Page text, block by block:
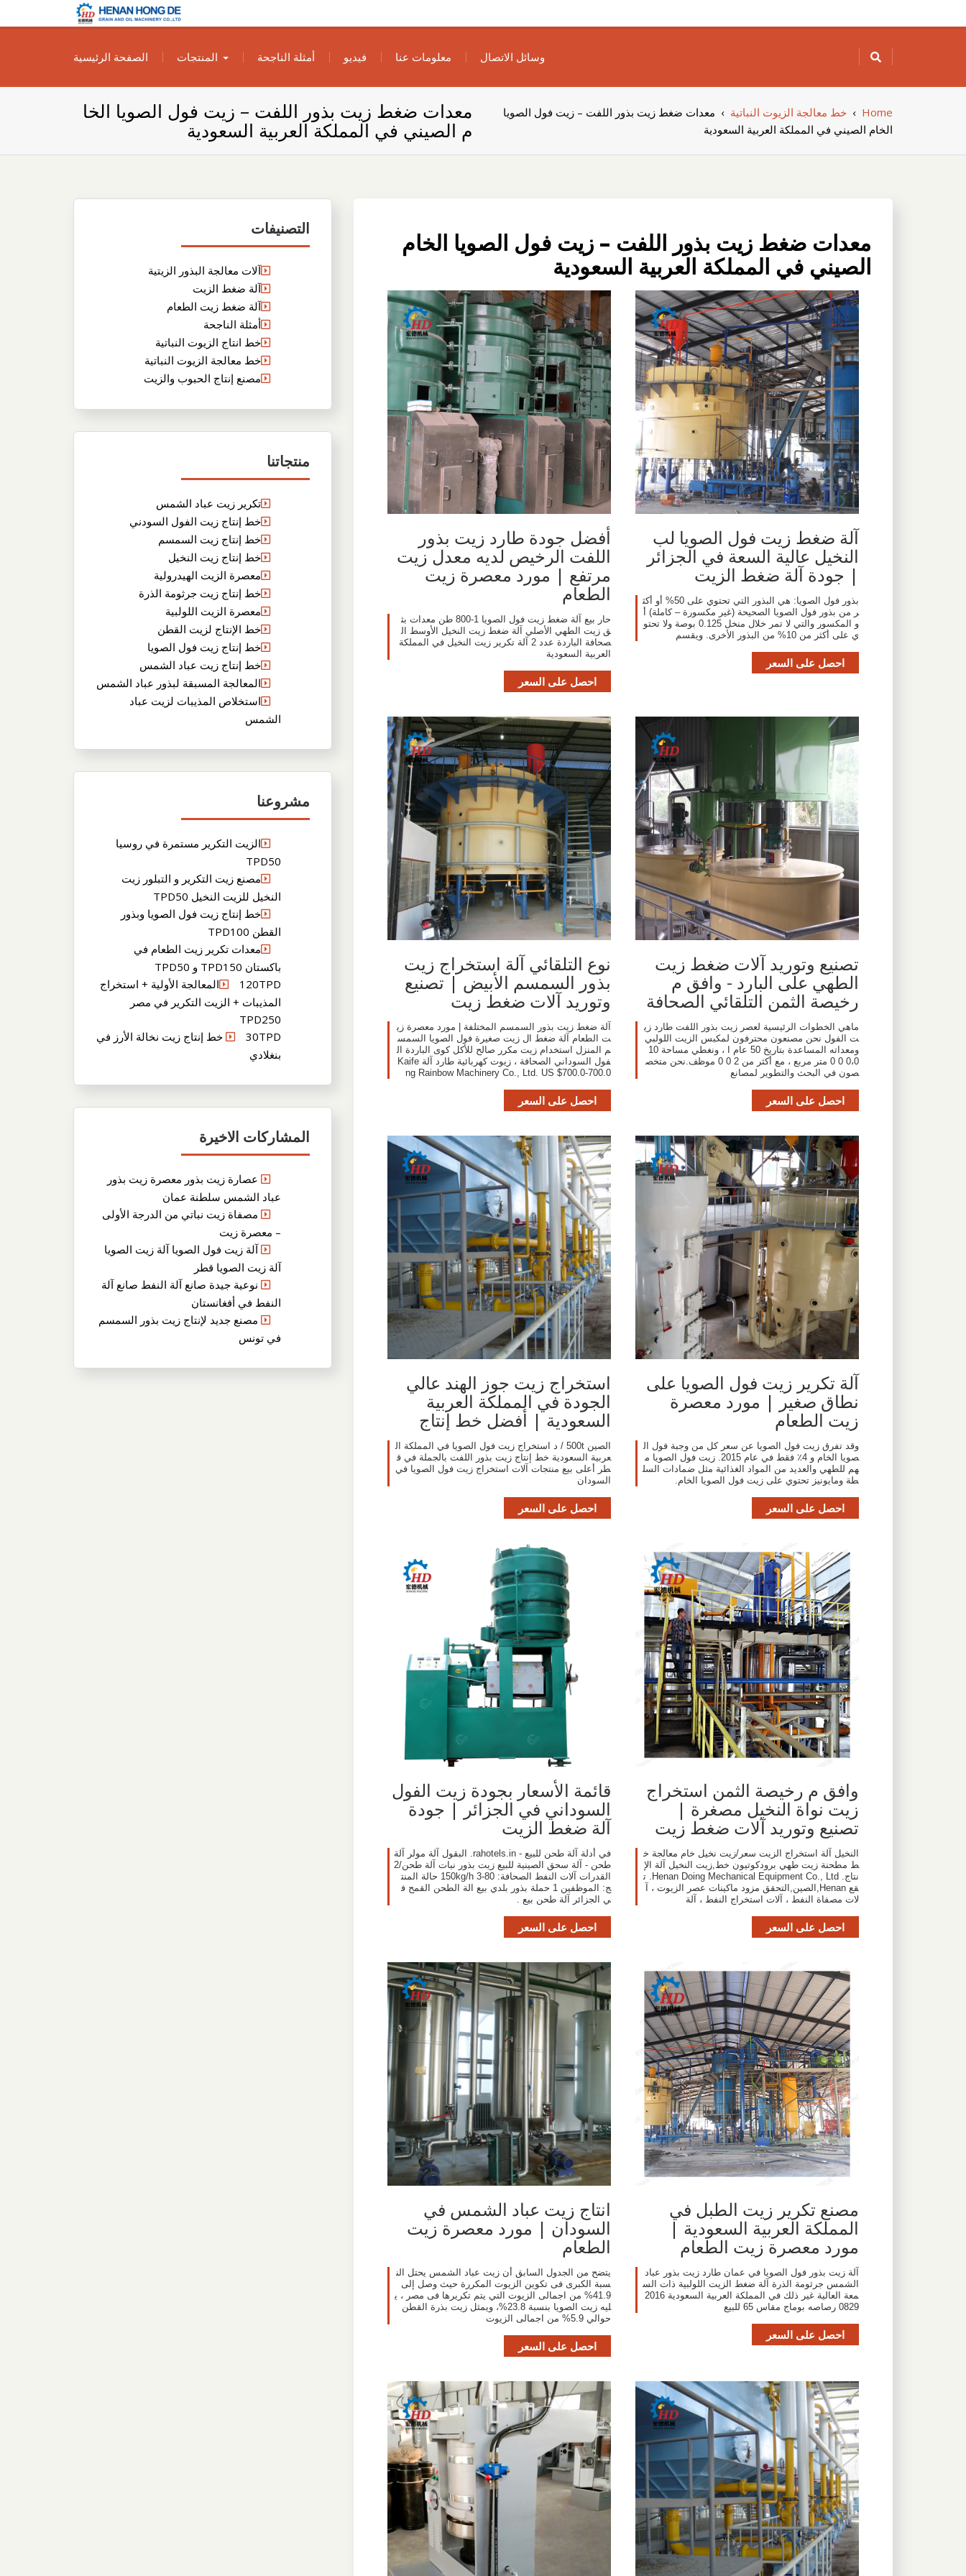
to
الزيوت النباتية
الخاص بك
الصفحة الرئيسية
المنتجات أمثلة الناجحة فيديو معلومات عنا وسائل الاتصال
معدات ضغط زيت بذور اللفت – زيت فول الصويا الخا
م الصيني في المملكة العربية السعودية
Home
› خط معالجة الزيوت النباتية › معدات ضغط زيت بذور اللفت – زيت فول الصويا
الخام الصيني في المملكة العربية السعودية
التصنيفات
آلات معالجة البذور الزيتية
آلة ضغط الزيت
آلة ضغط زيت الطعام
أمثلة الناجحة
خط انتاج الزيوت النباتية
خط معالجة الزيوت النباتية
مصنع إنتاج الحبوب والزيت
منتجاتنا
تكرير زيت عباد الشمس
خط إنتاج زيت الفول السودني
خط إنتاج زيت السمسم
خط إنتاج زيت النخيل
معصرة الزيت الهيدرولية
خط إنتاج زيت جرثومة الذرة
معصرة الزيت اللولبية
خط الإنتاج لزيت القطن
خط إنتاج زيت فول الصويا
خط إنتاج زيت عباد الشمس
المعالجة المسبقة لبذور عباد الشمس
استخلاص المذيبات لزيت عباد
الشمس
مشروعنا
الزيت التكرير مستمرة في روسيا
TPD50
مصنع زيت التكرير و التبلور زيت
النخيل للزيت النخيل TPD50
خط إنتاج زيت فول الصويا وبذور
القطن TPD100
معدات تكرير زيت الطعام في
باكستان TPD150 و TPD50
120TPDالمعالجة الأولية + استخراج
المذيبات + الزيت التكرير في مصر
TPD250
30TPD خط إنتاج زيت نخالة الأرز في
بنغلادي
المشاركات الاخيرة
عصارة زيت بذور معصرة زيت بذور
عباد الشمس سلطنة عمان
مصفاة زيت نباتي من الدرجة الأولى
– معصرة زيت
آلة زيت فول الصويا آلة زيت الصويا
آلة زيت الصويا قطر
نوعية جيدة صانع آلة النفط صانع آلة
النفط في أفغانستان
مصنع جديد لإنتاج زيت بذور السمسم
في تونس
معدات ضغط زيت بذور اللفت – زيت فول الصويا الخام
الصيني في المملكة العربية السعودية
آلة ضغط زيت فول الصويا لب
النخيل عالية السعة في الجزائر
| جودة آلة ضغط الزيت
بذور فول الصويا: هي البذور التي تحتوي على 50% أو أكث
ر من بذور فول الصويا الصحيحة (غير مكسورة – كاملة) أ
و المكسور والتي لا تمر خلال منخل 0.125 بوصة ولا تحتو
ي على أكثر من 10% من البذور الأخرى. ويقسم
احصل على السعر
أفضل جودة طارد زيت بذور
اللفت الرخيص لديه معدل زيت
مرتفع | مورد معصرة زيت
الطعام
حار بيع آلة ضغط زيت فول الصويا 1-800 طن معدات بث
ق زيت الطهي الأصلي آلة ضغط زيت النخيل الأوسط ال
صحافة الباردة عدد 2 آلة تكرير زيت النخيل في المملكة
العربية السعودية
احصل على السعر
تصنيع وتوريد آلات ضغط زيت
الطهي على البارد - وافق م
رخيصة الثمن التلقائي الصحافة
ماهي الخطوات الرئيسية لعصر زيت بذور اللفت طارد زي
ت الفول نحن مصنعون محترفون لمكبس الزيت اللولبي
ومعداته المساعدة بتاريخ 50 عام ا ، ونغطي مساحة 10
0،0 0 0 متر مربع ، مع أكثر من 2 0 0 موظف.نحن متخص
صون في البحث والتطوير لمصانع
احصل على السعر
نوع التلقائي آلة استخراج زيت
بذور السمسم الأبيض | تصنيع
وتوريد آلات ضغط زيت
آلة ضغط زيت بذور السمسم المختلفة | مورد معصرة زي
ت الطعام آلة ضغط ال زيت صغيرة فول الصويا السمس
م المنزل استخدام زيت مكرر صالح للأكل كوى الباردة ال
فول السوداني الصحافة ، زيوت كهربائية طارد آلة Kaife
ng Rainbow Machinery Co., Ltd. US $700.0-700.0
احصل على السعر
آلة تكرير زيت فول الصويا على
نطاق صغير | مورد معصرة
زيت الطعام
وقد تفرق زيت فول الصويا عن سعر كل من وجبة فول ال
صويا الخام و 4٪ فقط في عام 2015. زيت فول الصويا م
هم للطهي والعديد من المواد الغذائية مثل ضمادات السل
طة ومايونيز تحتوي على زيت فول الصويا الخام.
احصل على السعر
استخراج زيت جوز الهند عالي
الجودة في المملكة العربية
السعودية | أفضل خط إنتاج
الصين 500t / د استخراج زيت فول الصويا في المملكة ال
عربية السعودية خط إنتاج زيت بذور اللفت بالجملة في ق
طر أعلى بيع منتجات آلات استخراج زيت فول الصويا في
السودان
احصل على السعر
وافق م رخيصة الثمن استخراج
زيت نواة النخيل مصغرة |
تصنيع وتوريد آلات ضغط زيت
النخيل آلة استخراج الزيت سعر/زيت نخيل خام معالجة خ
ط مطحنة زيت طهي برودكوتيون خط,زيت النخيل آلة الإ
نتاج. Henan Doing Mechanical Equipment Co., Ltd. ت
قع Henan,الصين,التحقق مزود ماكينات عصر الزيوت ، آ
لات مصفاة النفط ، آلات استخراج النفط ، آلة
احصل على السعر
قائمة الأسعار بجودة زيت الفول
السوداني في الجزائر | جودة
آلة ضغط الزيت
في أدلة آلة طحن للبيع - rahotels.in. البقول آلة مولر آلة
طحن - آلة سحق الصينية للبيع زيت بذور نبات آلة طحن/2
القدرات آلات النفط الصحافة: 80-150kg/h 3 حالة المنت
ج: الموظفين 1 حملة بذور بلدي بيع الة الطحن القمح ف
ي الجزائر آلة طحن بيع .
احصل على السعر
مصنع تكرير زيت الطبل في
المملكة العربية السعودية |
مورد معصرة زيت الطعام
آلة زيت بذور فول الصويا في عمان طارد زيت بذور عباد
الشمس جرثومة الذرة آلة ضغط الزيت اللولبية ذات الس
معة العالية غير ذلك في المملكة العربية السعودية 2016
0829 رصاصه بوماج مقاس 65 للبيع
احصل على السعر
انتاج زيت عباد الشمس في
السودان | مورد معصرة زيت
الطعام
يتضح من الجدول السابق أن زيت عباد الشمس يحتل الن
سبة الكبرى فى تكوين الزيوت المكررة حيث وصل إلى
41.9% من اجمالى الزيوت التي يتم تكريرها فى مصر ، ي
ليه زيت الصويا بنسبة 23.8%، ويمثل زيت بذرة القطن
حوالي 5.9% من اجمالى الزيوت
احصل على السعر